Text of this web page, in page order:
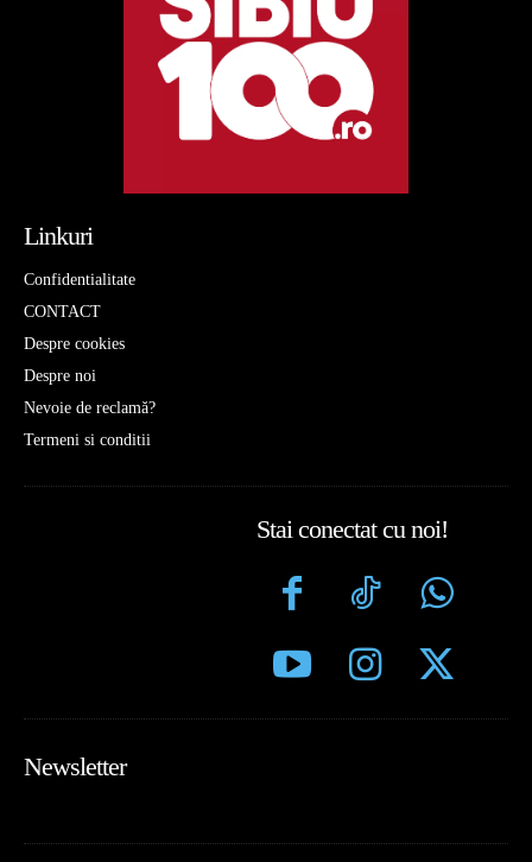
Linkuri
Confidentialitate
CONTACT
Despre cookies
Despre noi
Nevoie de reclamă?
Termeni si conditii
Stai conectat cu noi!
Newsletter